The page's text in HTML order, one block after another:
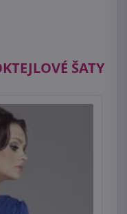
ŠATY